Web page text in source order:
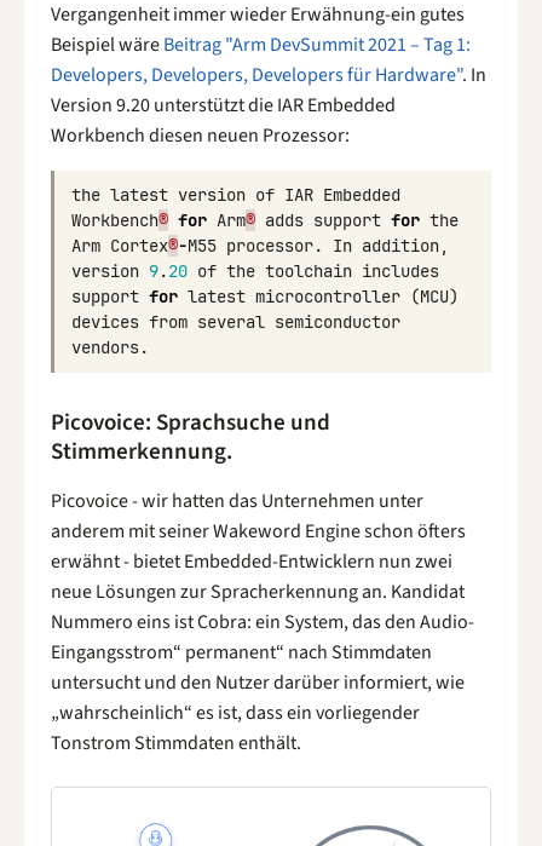
Vergangenheit immer wieder Erwähnung-ein gutes
Beispiel wäreBeitrag "Arm DevSummit 2021 – Tag 1:
Developers, Developers, Developers für Hardware". In
Version 9.20 unterstützt die IAR Embedded
Workbench diesen neuen Prozessor:
the latest version of IAR Embedded
Workbench® for Arm® adds support for the
Arm Cortex®-M55 processor. In addition,
version 9.20 of the toolchain includes
support for latest microcontroller (MCU)
devices from several semiconductor
vendors.
Picovoice: Sprachsuche und
Stimmerkennung.
Picovoice - wir hatten das Unternehmen unter
anderem mit seiner Wakeword Engine schon öfters
erwähnt - bietet Embedded-Entwicklern nun zwei
neue Lösungen zur Spracherkennung an. Kandidat
Nummero eins ist Cobra: ein System, das den Audio-
Eingangsstrom“ permanent“ nach Stimmdaten
untersucht und den Nutzer darüber informiert, wie
„wahrscheinlich“ es ist, dass ein vorliegender
Tonstrom Stimmdaten enthält.